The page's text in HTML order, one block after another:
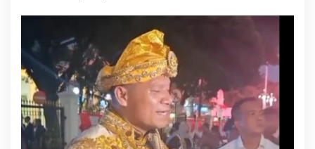
k
a
n
A
d
a
t
K
e